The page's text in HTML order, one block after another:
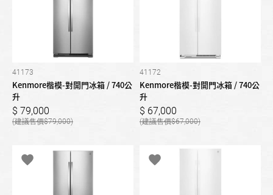
41173
Kenmore楷模-對開門冰箱 / 740公
升
79,000
79,000
41172
Kenmore楷模-對開門冰箱 / 740公
升
67,000
67,000